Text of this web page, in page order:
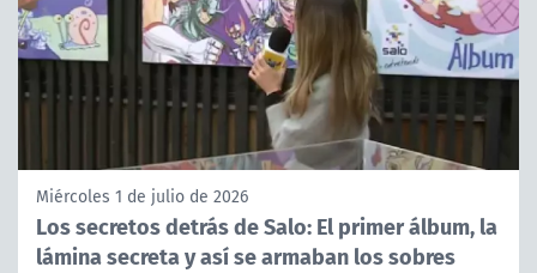
Miércoles 1 de julio de 2026
Los secretos detrás de Salo: El primer álbum, la
lámina secreta y así se armaban los sobres